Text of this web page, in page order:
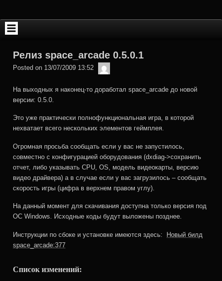
content
Релиз space_arcade 0.5.0.1
Posted on 13/07/2009 13:52
На выходных я наконец-то доработал space_arcade до новой
версии: 0.5.0.
Это уже практически полнофункциональная игра, в которой
нехватает всего нескольких элементов геймплея.
Огромная просьба сообщать если у вас не запустилось,
совместно с конфигурацией оборудования (dxdiag->сохранить
отчет, либо указывать CPU, OS, модель видеокарты, версию
видео драйвера) а в случае если у вас загрузилось – сообщать
скорость игры (цифра в верхнем правом углу).
На данный момент для скачивания доступна только версия под
ОС Windows. Исходные коды будут выложены позднее.
Инструкции по сбоке и установке имеются здесь:
Новый билд
space_arcade:377
Список изменений: